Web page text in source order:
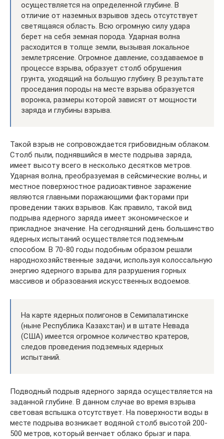
осуществляется на определенной глубине. В
отличие от наземных взрывов здесь отсутствует
светящаяся область. Всю огромную силу удара
берет на себя земная порода. Ударная волна
расходится в толще земли, вызывая локальное
землетрясение. Огромное давление, создаваемое в
процессе взрыва, образует столб обрушения
грунта, уходящий на большую глубину. В результате
проседания породы на месте взрыва образуется
воронка, размеры которой зависят от мощности
заряда и глубины взрыва.
Такой взрыв не сопровождается грибовидным облаком.
Столб пыли, поднявшийся в месте подрыва заряда,
имеет высоту всего в несколько десятков метров.
Ударная волна, преобразуемая в сейсмические волны, и
местное поверхностное радиоактивное заражение
являются главными поражающими факторами при
проведении таких взрывов. Как правило, такой вид
подрыва ядерного заряда имеет экономическое и
прикладное значение. На сегодняшний день большинство
ядерных испытаний осуществляется подземным
способом. В 70-80 годы подобным образом решали
народнохозяйственные задачи, используя колоссальную
энергию ядерного взрыва для разрушения горных
массивов и образования искусственных водоемов.
На карте ядерных полигонов в Семипалатинске
(ныне Республика Казахстан) и в штате Невада
(США) имеется огромное количество кратеров,
следов проведения подземных ядерных
испытаний.
Подводный подрыв ядерного заряда осуществляется на
заданной глубине. В данном случае во время взрыва
световая вспышка отсутствует. На поверхности воды в
месте подрыва возникает водяной столб высотой 200-
500 метров, который венчает облако брызг и пара.